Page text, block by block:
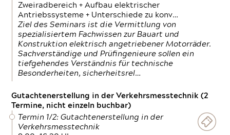
Zweiradbereich + Aufbau elektrischer
Antriebssysteme + Unterschiede zu konv…
Ziel des Seminars ist die Vermittlung von
spezialisiertem Fachwissen zur Bauart und
Konstruktion elektrisch angetriebener Motorräder.
Sachverständige und Prüfingenieure sollen ein
tiefgehendes Verständnis für technische
Besonderheiten, sicherheitsrel…
Gutachtenerstellung in der Verkehrsmesstechnik (2
Termine, nicht einzeln buchbar)
Termin 1/2: Gutachtenerstellung in der
Verkehrsmesstechnik